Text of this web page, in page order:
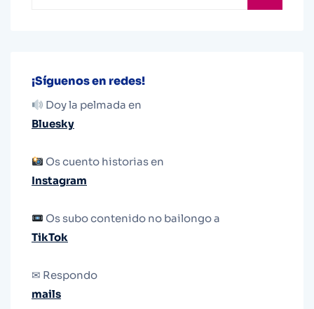
¡Síguenos en redes!
Doy la pelmada en
Bluesky
Os cuento historias en
Instagram
Os subo contenido no bailongo a
TikTok
✉ Respondo
mails